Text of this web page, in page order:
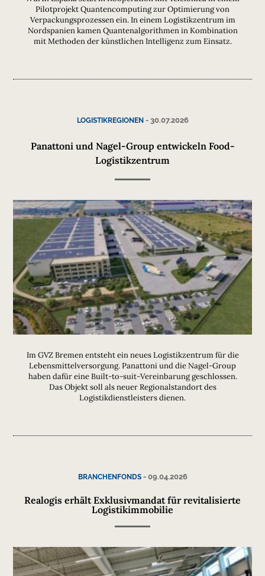
Pilotprojekt Quantencomputing zur Optimierung von
Verpackungsprozessen ein. In einem Logistikzentrum im
Nordspanien kamen Quantenalgorithmen in Kombination
mit Methoden der künstlichen Intelligenz zum Einsatz.
LOGISTIKREGIONEN- 30.07.2026
Panattoni und Nagel-Group entwickeln Food-
Logistikzentrum
Im GVZ Bremen entsteht ein neues Logistikzentrum für die
Lebensmittelversorgung. Panattoni und die Nagel-Group
haben dafür eine Built-to-suit-Vereinbarung geschlossen.
Das Objekt soll als neuer Regionalstandort des
Logistikdienstleisters dienen.
BRANCHENFONDS- 09.04.2026
Realogis erhält Exklusivmandat für revitalisierte
Logistikimmobilie